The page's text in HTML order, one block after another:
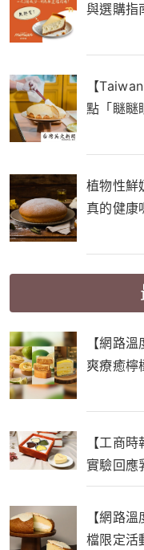
與選購指
【
點「瞇
植物性鮮
真的健康
【網路
爽療癒
【工商
實驗回應
【網路
檔限定